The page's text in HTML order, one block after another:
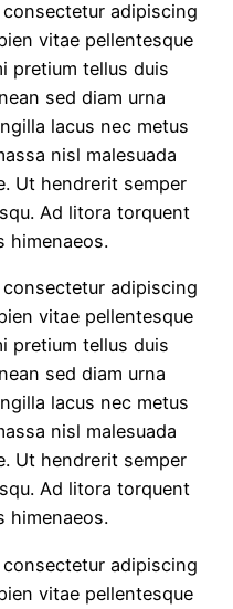
adipiscing
vitae pellentesque
pretium tellus duis
sed diam urna
lacus nec metus
nisl malesuada
Ut hendrerit semper
Ad litora torquent
himenaeos.
adipiscing
vitae pellentesque
pretium tellus duis
sed diam urna
lacus nec metus
nisl malesuada
Ut hendrerit semper
Ad litora torquent
himenaeos.
adipiscing
vitae pellentesque